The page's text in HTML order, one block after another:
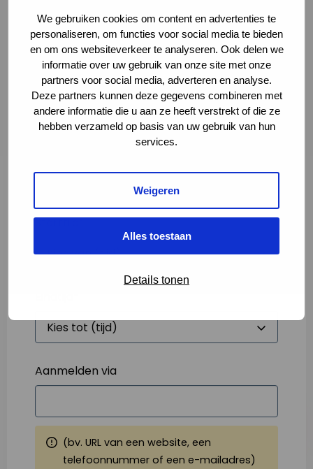
We gebruiken cookies om content en advertenties te
personaliseren, om functies voor social media te bieden
en om ons websiteverkeer te analyseren. Ook delen we
informatie over uw gebruik van onze site met onze
partners voor social media, adverteren en analyse.
Deze partners kunnen deze gegevens combineren met
andere informatie die u aan ze heeft verstrekt of die ze
hebben verzameld op basis van uw gebruik van hun
services.
Weigeren
Alles toestaan
Details tonen
Volledige omschrijving*
Starttijd*
Aanmelden via
(bv. URL van een website, een
telefoonnummer of een e-mailadres)